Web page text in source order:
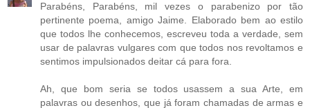
Parabéns, Parabéns, mil vezes o parabenizo por tão
pertinente poema, amigo Jaime. Elaborado bem ao estilo
que todos lhe conhecemos, escreveu toda a verdade, sem
usar de palavras vulgares com que todos nos revoltamos e
sentimos impulsionados deitar cá para fora.
Ah, que bom seria se todos usassem a sua Arte, em
palavras ou desenhos, que já foram chamadas de armas e